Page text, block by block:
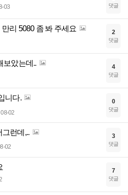
03 댓글
리 5080 좀 봐 주세요 2
댓글
보았는데.. 4
댓글
니다.
08-02
0
댓글
런데,..
02
3
댓글
7
댓글